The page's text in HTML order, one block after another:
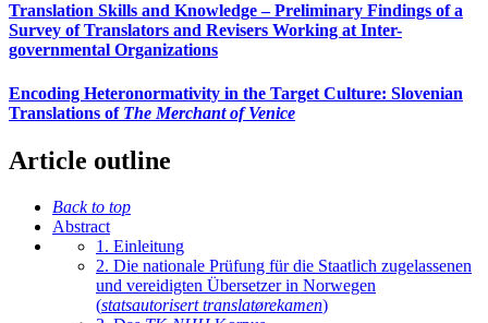
Translation Skills and Knowledge – Preliminary Findings of a
Survey of Translators and Revisers Working at Inter-
governmental Organizations
Encoding Heteronormativity in the Target Culture: Slovenian
Translations of The Merchant of Venice
Article outline
Back to top
Abstract
1. Einleitung
2. Die nationale Prüfung für die Staatlich zugelassenen
und vereidigten Übersetzer in Norwegen
(statsautorisert translatørekamen)